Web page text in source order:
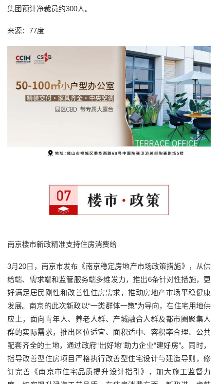
集团预计净裁员约300人。
来源：77度
南京楼市新政精准支持住房消费给
3月20日，南京市发布《南京稳定房地产市场政策措施》，从供
给端、需求端和监管服务端多维发力，推出6条针对性措施，更
好满足居民刚性和改善性住房需求，推动房地产市场平稳健康
发展。南京的此次新政以“一类群体一策”为导向，在住宅用地供
应上，面向青年人、养老人群、产城融合人群及都市圈聚集人
群的实际需求，推出区位适宜、面积适中、容积率合理、公共
配套齐全的土地，通过政府“出好地”助力企业“建好房”。同时，
指导改善型住房项目严格执行改善型住宅设计与建造导则，修
订完善《南京市住宅品质提升设计指引》，加大施工监督力